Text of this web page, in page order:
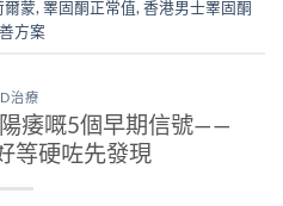
爾蒙,睪固酮正常值,香港男士睪固酮
方案
治療
痿嘅5個早期信號——
等硬咗先發現